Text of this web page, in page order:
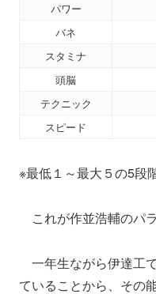
パワー
バネ
スタミナ
頭脳
テクニック
スピード
※最低１～最大５の5段
これが作並浩輔のパ
一年生ながら伊達工
ていることから、その